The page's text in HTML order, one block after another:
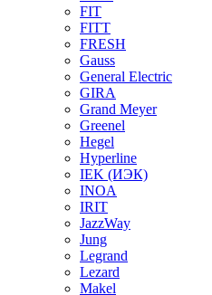
FIT
FITT
FRESH
Gauss
General Electric
GIRA
Grand Meyer
Greenel
Hegel
Hyperline
IEK (ИЭК)
INOA
IRIT
JazzWay
Jung
Legrand
Lezard
Makel